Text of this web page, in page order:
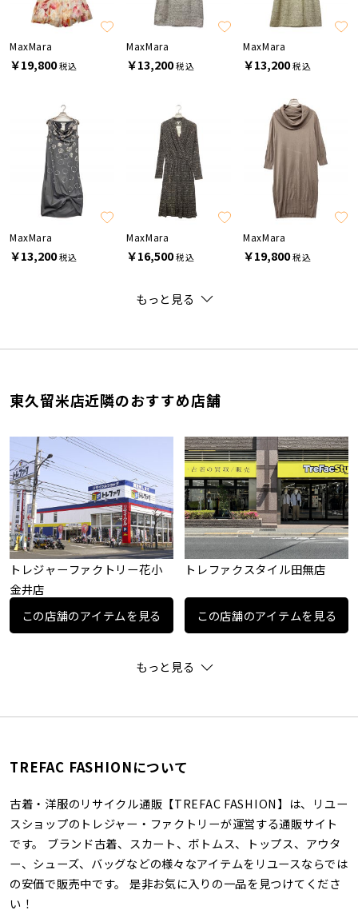
MaxMara
￥19,800税込
MaxMara
￥13,200税込
MaxMara
￥13,200税込
MaxMara
￥13,200税込
MaxMara
￥16,500税込
MaxMara
￥19,800税込
もっと見る
東久留米店近隣のおすすめ店舗
トレジャーファクトリー花小
金井店
この店舗のアイテムを見る
トレファクスタイル田無店
この店舗のアイテムを見る
もっと見る
TREFAC FASHIONについて
古着・洋服のリサイクル通販【TREFAC FASHION】は、リユー
スショップのトレジャー・ファクトリーが運営する通販サイト
です。 ブランド古着、スカート、ボトムス、トップス、アウタ
ー、シューズ、バッグなどの様々なアイテムをリユースならでは
の安価で販売中です。 是非お気に入りの一品を見つけてくださ
い！